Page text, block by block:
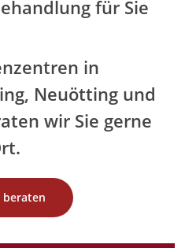
für Sie
in
Neuötting und
wir Sie gerne
beraten